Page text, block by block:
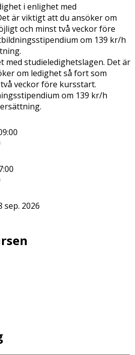
i enlighet med
är viktigt att du ansöker om
och minst två veckor före
om 139 kr/h
med studieledighetslagen. Det är
om ledighet så fort som
veckor före kursstart.
om 139 kr/h
sep. 2026